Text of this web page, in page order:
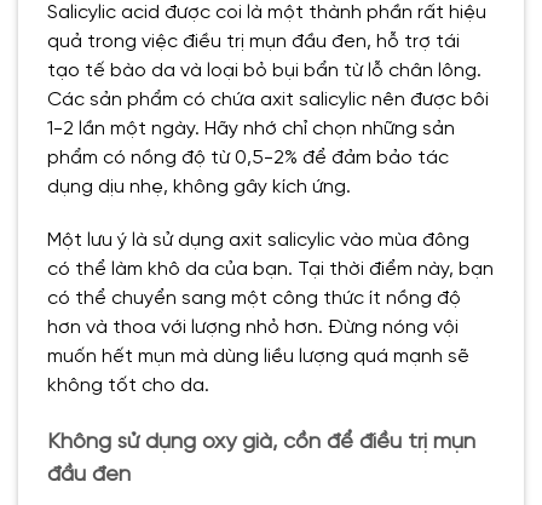
Salicylic acid được coi là một thành phần rất hiệu
quả trong việc điều trị mụn đầu đen, hỗ trợ tái
tạo tế bào da và loại bỏ bụi bẩn từ lỗ chân lông.
Các sản phẩm có chứa axit salicylic nên được bôi
1-2 lần một ngày. Hãy nhớ chỉ chọn những sản
phẩm có nồng độ từ 0,5-2% để đảm bảo tác
dụng dịu nhẹ, không gây kích ứng.
Một lưu ý là sử dụng axit salicylic vào mùa đông
có thể làm khô da của bạn. Tại thời điểm này, bạn
có thể chuyển sang một công thức ít nồng độ
hơn và thoa với lượng nhỏ hơn. Đừng nóng vội
muốn hết mụn mà dùng liều lượng quá mạnh sẽ
không tốt cho da.
Không sử dụng oxy già, cồn để điều trị mụn
đầu đen